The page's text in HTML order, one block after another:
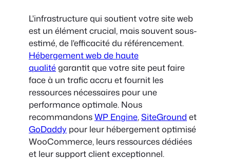
L'infrastructure qui soutient votre site web
est un élément crucial, mais souvent sous-
estimé, de l'efficacité du référencement.
Hébergement web de haute
qualitégarantit que votre site peut faire
face à un trafic accru et fournit les
ressources nécessaires pour une
performance optimale. Nous
recommandonsWP Engine,SiteGround et
GoDaddy pour leur hébergement optimisé
WooCommerce, leurs ressources dédiées
et leur support client exceptionnel.